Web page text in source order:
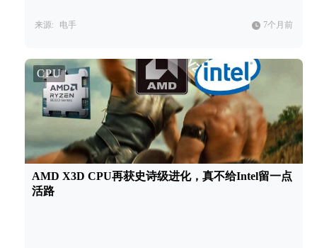
来源: 电手 7个月前
CPU
AMD X3D CPU再获史诗级进化，真不给Intel留一点
活路